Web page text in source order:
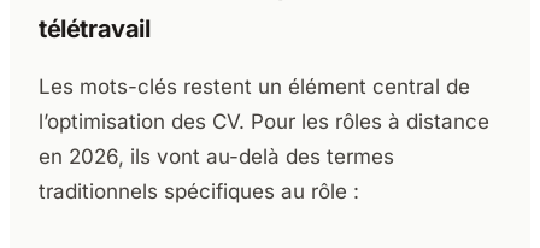
télétravail
Les mots-clés restent un élément central de
l’optimisation des CV. Pour les rôles à distance
en 2026, ils vont au-delà des termes
traditionnels spécifiques au rôle :